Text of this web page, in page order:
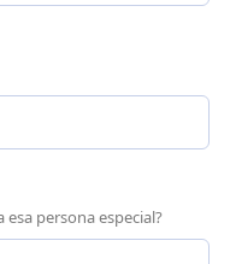
persona especial?